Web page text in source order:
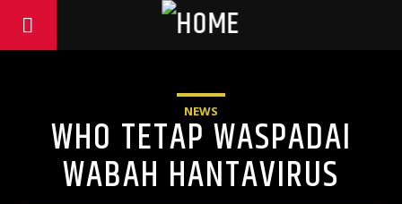
NEWS
WHO TETAP WASPADAI
WABAH HANTAVIRUS